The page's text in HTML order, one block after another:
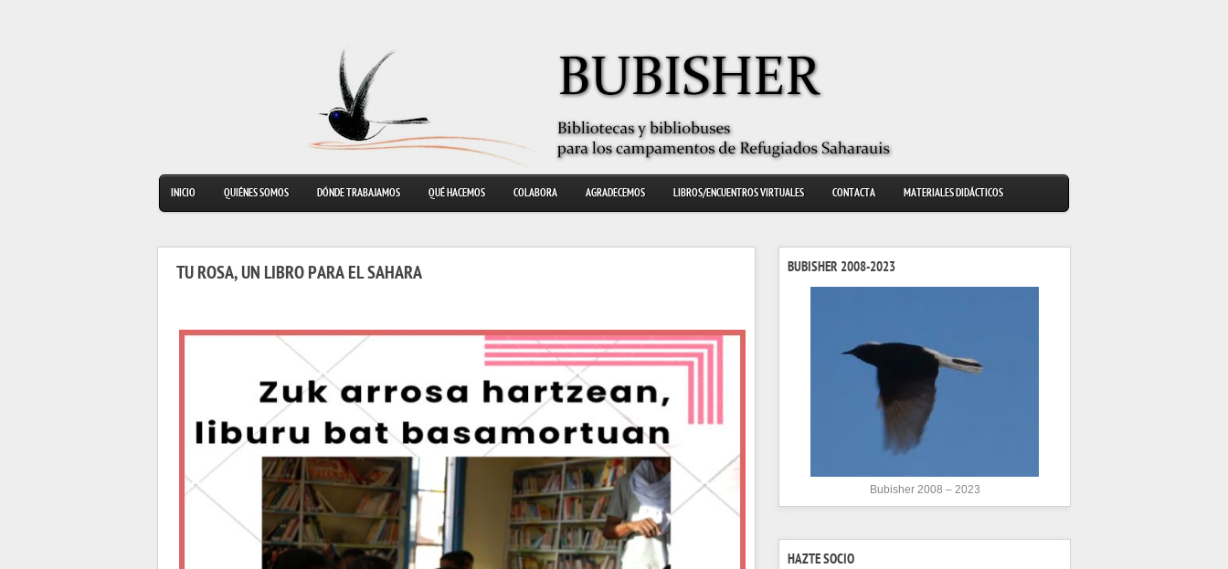
INICIO QUIÉNES SOMOS DÓNDE TRABAJAMOS QUÉ HACEMOS COLABORA AGRADECEMOS LIBROS/ENCUENTROS VIRTUALES CONTACTA MATERIALES DIDÁCTICOS
TU ROSA, UN LIBRO PARA EL SAHARA BUBISHER 2008-2023
Bubisher 2008 – 2023
HAZTE SOCIO